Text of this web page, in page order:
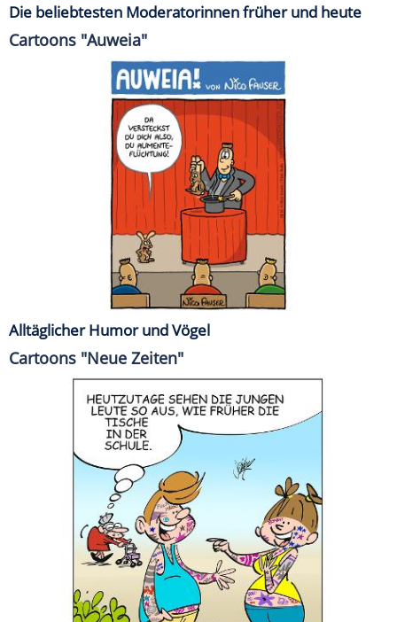
Die beliebtesten Moderatorinnen früher und heute
Cartoons "Auweia"
Alltäglicher Humor und Vögel
Cartoons "Neue Zeiten"